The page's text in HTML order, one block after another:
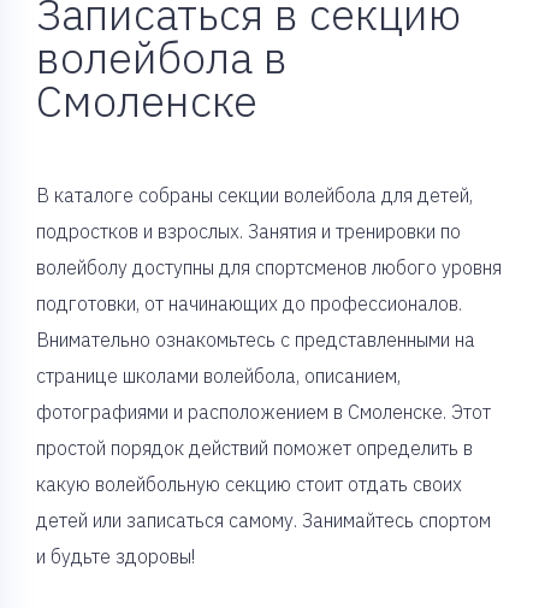
Записаться в секцию
волейбола в
Смоленске
В каталоге собраны секции волейбола для детей,
подростков и взрослых. Занятия и тренировки по
волейболу доступны для спортсменов любого уровня
подготовки, от начинающих до профессионалов.
Внимательно ознакомьтесь с представленными на
странице школами волейбола, описанием,
фотографиями и расположением в Смоленске. Этот
простой порядок действий поможет определить в
какую волейбольную секцию стоит отдать своих
детей или записаться самому. Занимайтесь спортом
и будьте здоровы!